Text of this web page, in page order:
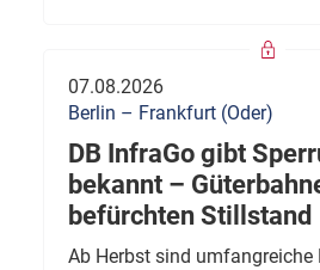
07.08.2026
Berlin – Frankfurt (Oder)
DB InfraGo gibt
bekannt –
befürchten Stillstand
Ab Herbst sind umfangreiche